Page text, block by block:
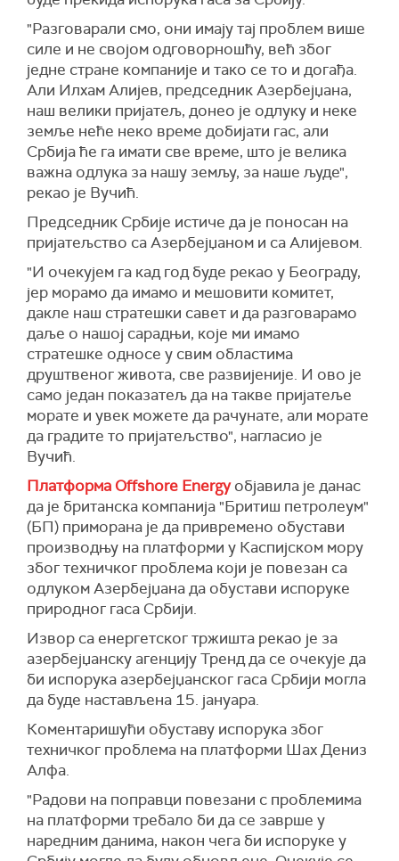
"Разговарали смо, они имају тај проблем више
силе и не својом одговорношћу, већ због
једне стране компаније и тако се то и догађа.
Али Илхам Алијев, председник Азербејџана,
наш велики пријатељ, донео је одлуку и неке
земље неће неко време добијати гас, али
Србија ће га имати све време, што је велика
важна одлука за нашу земљу, за наше људе",
рекао је Вучић.
Председник Србије истиче да је поносан на
пријатељство са Азербејџаном и са Алијевом.
"И очекујем га кад год буде рекао у Београду,
јер морамо да имамо и мешовити комитет,
дакле наш стратешки савет и да разговарамо
даље о нашој сарадњи, које ми имамо
стратешке односе у свим областима
друштвеног живота, све развијеније. И ово је
само један показатељ да на такве пријатеље
морате и увек можете да рачунате, али морате
да градите то пријатељство", нагласио је
Вучић.
Платформа Offshore Energyобјавила је данас
да је британска компанија "Бритиш петролеум"
(БП) приморана је да привремено обустави
производњу на платформи у Каспијском мору
због техничког проблема који је повезан са
одлуком Азербејџана да обустави испоруке
природног гаса Србији.
Извор са енергетског тржишта рекао је за
азербејџанску агенцију Тренд да се очекује да
би испорука азербејџанског гаса Србији могла
да буде настављена 15. јануара.
Коментаришући обуставу испорука због
техничког проблема на платформи Шах Дениз
Алфа.
"Радови на поправци повезани с проблемима
на платформи требало би да се заврше у
наредним данима, након чега би испоруке у